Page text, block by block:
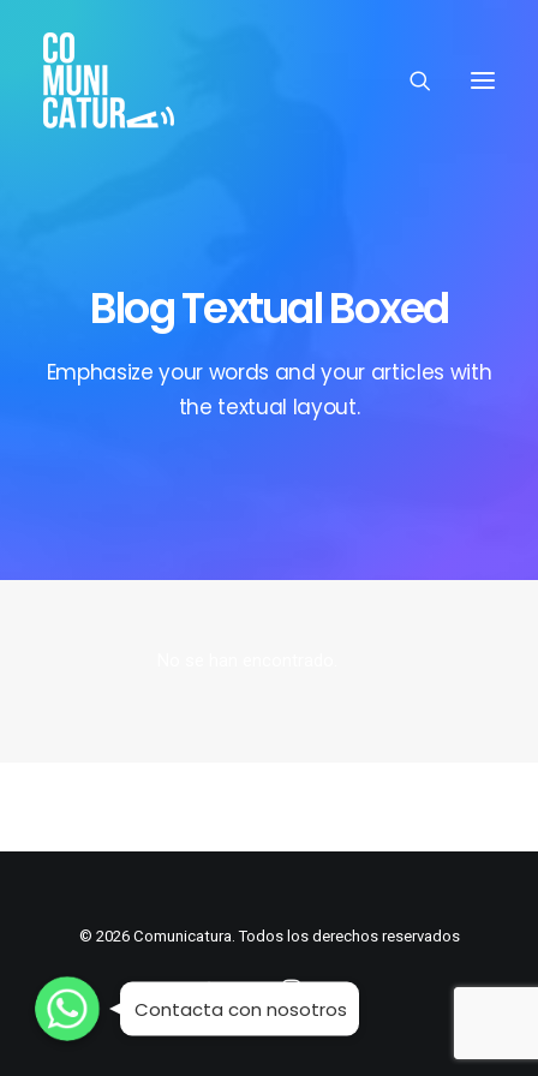
Blog Textual Boxed
Emphasize your words and your articles with
the textual layout.
© 2026 Comunicatura. Todos los derechos reservados
WhatsApp
WhatsApp
WhatsApp
Contacta con nosotros